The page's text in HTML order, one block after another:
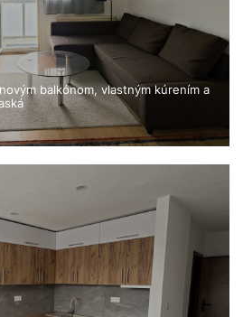
balkónom, vlastným kúrením a